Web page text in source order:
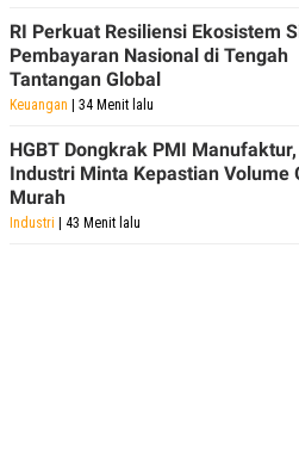
RI Perkuat Resiliensi Ekosistem
Pembayaran Nasional di Tengah
Tantangan Global
Keuangan | 34 Menit lalu
HGBT Dongkrak PMI Manufaktur,
Industri Minta Kepastian Volume
Murah
Industri | 43 Menit lalu